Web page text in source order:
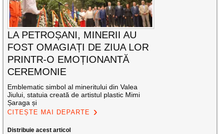
LA PETROȘANI, MINERII AU
FOST OMAGIAȚI DE ZIUA LOR
PRINTR-O EMOȚIONANTĂ
CEREMONIE
Emblematic simbol al mineritului din Valea
Jiului, statuia creată de artistul plastic Mimi
Șaraga și
CITEȘTE MAI DEPARTE
Distribuie acest articol